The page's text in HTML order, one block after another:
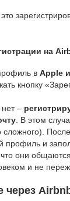
на
в Apple
кнопку
нет –
. В этом
профиль и
они
и не
через